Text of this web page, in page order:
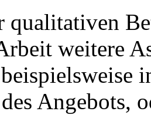
qualitativen
weitere
Angebots,